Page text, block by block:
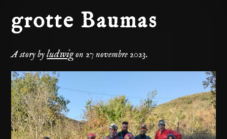
grotte Baumas
A story byludwigon27 novembre 2023.